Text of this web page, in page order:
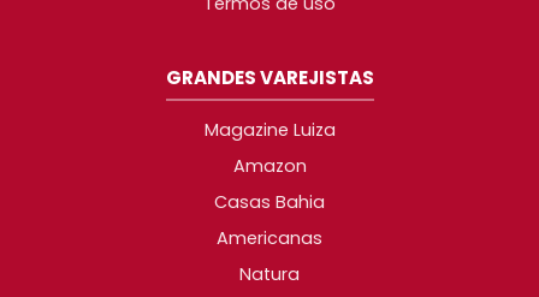
GRANDES VAREJISTAS
Magazine Luiza
Amazon
Casas Bahia
Americanas
Natura